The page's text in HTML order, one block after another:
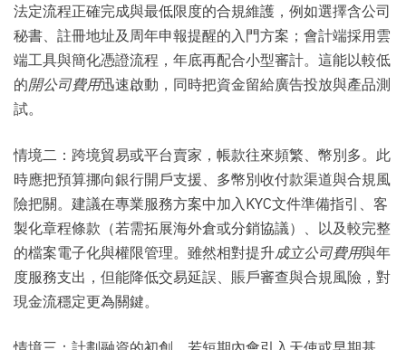
法定流程正確完成與最低限度的合規維護，例如選擇含公司
秘書、註冊地址及周年申報提醒的入門方案；會計端採用雲
端工具與簡化憑證流程，年底再配合小型審計。這能以較低
的開公司費用迅速啟動，同時把資金留給廣告投放與產品測
試。
情境二：跨境貿易或平台賣家，帳款往來頻繁、幣別多。此
時應把預算挪向銀行開戶支援、多幣別收付款渠道與合規風
險把關。建議在專業服務方案中加入KYC文件準備指引、客
製化章程條款（若需拓展海外倉或分銷協議）、以及較完整
的檔案電子化與權限管理。雖然相對提升成立公司費用與年
度服務支出，但能降低交易延誤、賬戶審查與合規風險，對
現金流穩定更為關鍵。